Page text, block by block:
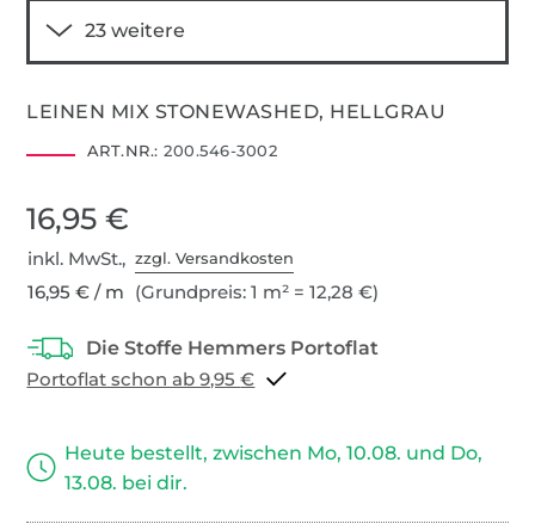
LEINEN MIX STONEWASHED, HELLGRAU
ART.NR.: 200.546-3002
16,95 €
inkl. MwSt.,zzgl. Versandkosten
16,95 € / m (Grundpreis: 1 m² = 12,28 €)
Portoflat schon ab 9,95 €
Heute bestellt, zwischen Mo, 10.08. und Do,
13.08. bei dir.